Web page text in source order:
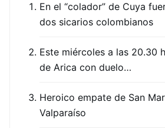
En el “colador” de Cuya
dos sicarios colombianos
Este miércoles a las 20.30
de Arica con duelo…
Heroico empate de San
Valparaíso